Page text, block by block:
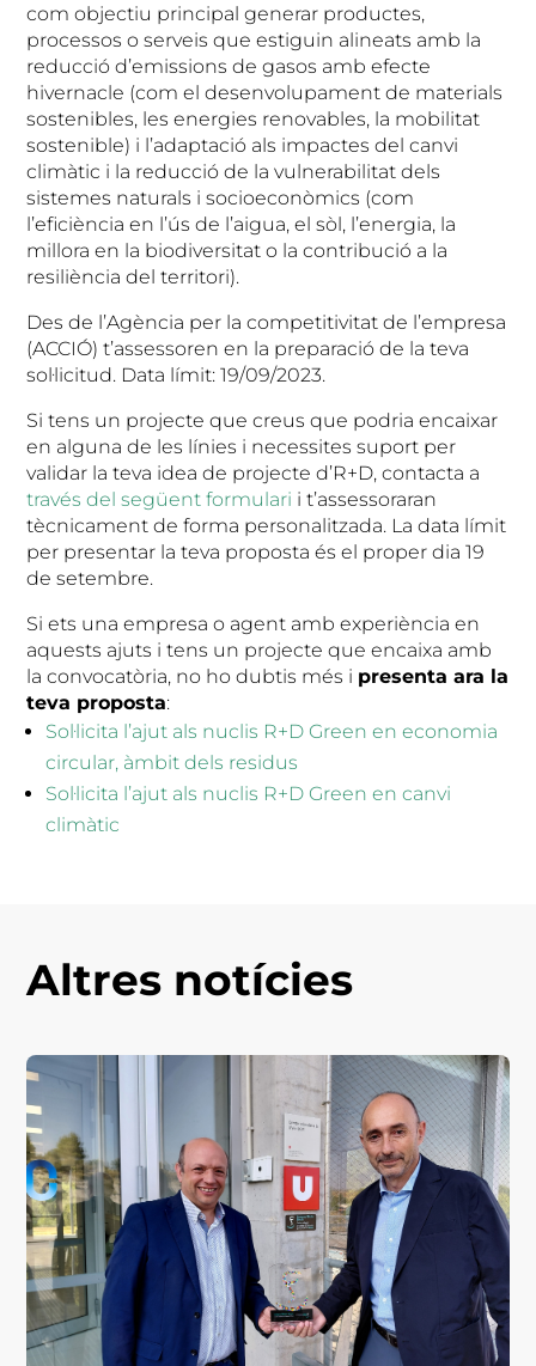
com objectiu principal generar productes,
processos o serveis que estiguin alineats amb la
reducció d’emissions de gasos amb efecte
hivernacle (com el desenvolupament de materials
sostenibles, les energies renovables, la mobilitat
sostenible) i l’adaptació als impactes del canvi
climàtic i la reducció de la vulnerabilitat dels
sistemes naturals i socioeconòmics (com
l’eficiència en l’ús de l’aigua, el sòl, l’energia, la
millora en la biodiversitat o la contribució a la
resiliència del territori).
Des de l’Agència per la competitivitat de l’empresa
(ACCIÓ) t’assessoren en la preparació de la teva
sol·licitud. Data límit: 19/09/2023.
Si tens un projecte que creus que podria encaixar
en alguna de les línies i necessites suport per
validar la teva idea de projecte d’R+D, contacta a
través del següent formulari i t’assessoraran
tècnicament de forma personalitzada. La data límit
per presentar la teva proposta és el proper dia 19
de setembre.
Si ets una empresa o agent amb experiència en
aquests ajuts i tens un projecte que encaixa amb
la convocatòria, no ho dubtis més i presenta ara la
teva proposta:
Sol·licita l’ajut als nuclis R+D Green en economia
circular, àmbit dels residus
Sol·licita l’ajut als nuclis R+D Green en canvi
climàtic
Altres notícies